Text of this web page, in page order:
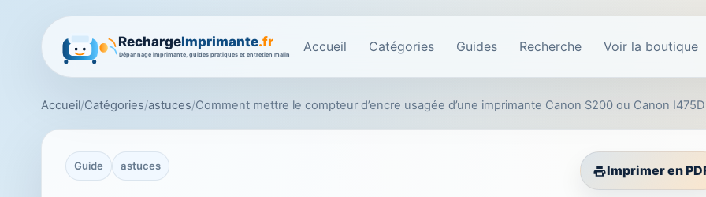
Accueil Catégories Guides Recherche Voir la boutique
Accueil/Catégories/astuces/Comment mettre le compteur d’encre usagée d’une imprimante Canon S200 ou Canon
Guide astuces Imprimer en